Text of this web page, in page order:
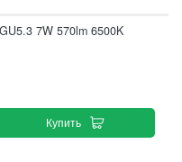
7W 570lm 6500K
Купить